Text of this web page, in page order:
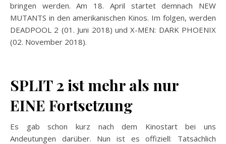
bringen werden. Am 18. April startet demnach NEW
MUTANTS in den amerikanischen Kinos. Im folgen, werden
DEADPOOL 2 (01. Juni 2018) und X-MEN: DARK PHOENIX
(02. November 2018).
SPLIT 2 ist mehr als nur
EINE Fortsetzung
Es gab schon kurz nach dem Kinostart bei uns
Andeutungen darüber. Nun ist es offiziell: Tatsächlich